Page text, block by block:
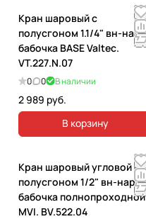
Кран шаровый с
полусгоном 1.1/4" вн-нар
бабочка BASE Valtec.
VT.227.N.07
0 0 В наличии
2 989 руб.
В корзину
Кран шаровый угловой с
полусгоном 1/2" вн-нар
бабочка полнопроходной
MVI. BV.522.04